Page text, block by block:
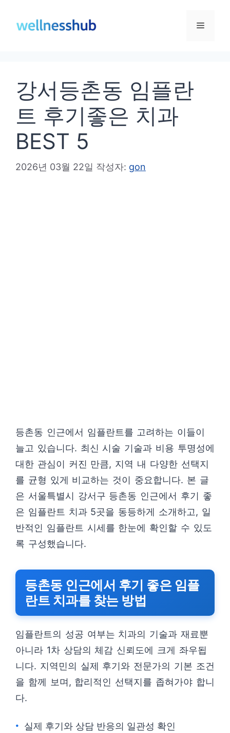
메
강서등촌동 임플란
트 후기좋은 치과
BEST 5
2026년 03월 22일 작성자: gon
등촌동 인근에서 임플란트를 고려하는 이들이
늘고 있습니다. 최신 시술 기술과 비용 투명성에
대한 관심이 커진 만큼, 지역 내 다양한 선택지
를 균형 있게 비교하는 것이 중요합니다. 본 글
은 서울특별시 강서구 등촌동 인근에서 후기 좋
은 임플란트 치과 5곳을 동등하게 소개하고, 일
반적인 임플란트 시세를 한눈에 확인할 수 있도
록 구성했습니다.
등촌동 인근에서 후기 좋은 임플
란트 치과를 찾는 방법
임플란트의 성공 여부는 치과의 기술과 재료뿐
아니라 1차 상담의 체감 신뢰도에 크게 좌우됩
니다. 지역민의 실제 후기와 전문가의 기본 조건
을 함께 보며, 합리적인 선택지를 좁혀가야 합니
다.
실제 후기와 상담 반응의 일관성 확인